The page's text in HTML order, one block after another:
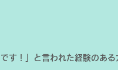
す！」と言われた経験のある